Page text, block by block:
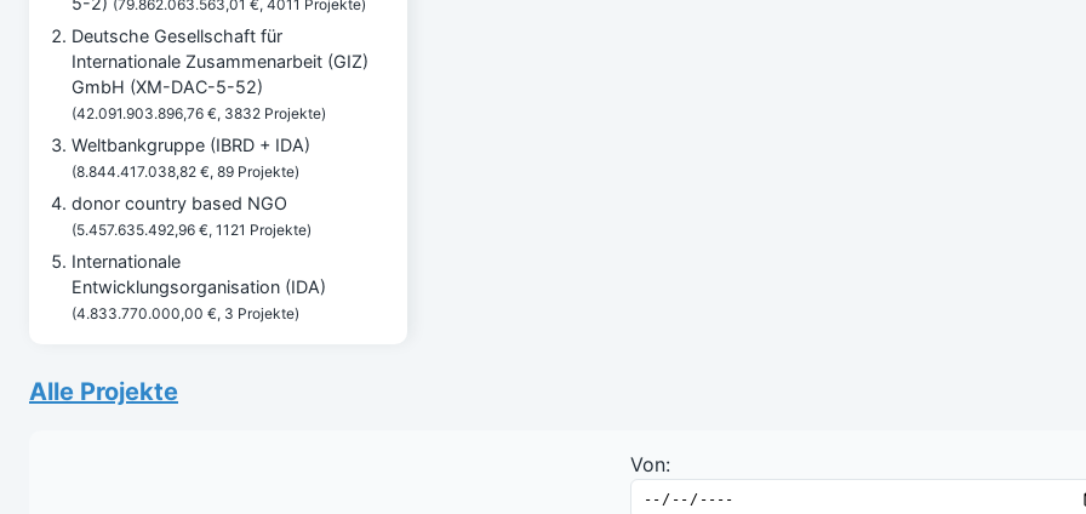
(79.862.063.563,01 €, 4011 Projekte)
Deutsche Gesellschaft für
Internationale Zusammenarbeit (GIZ)
GmbH (XM-DAC-5-52)
(42.091.903.896,76 €, 3832 Projekte)
Weltbankgruppe (IBRD + IDA)
(8.844.417.038,82 €, 89 Projekte)
donor country based NGO
(5.457.635.492,96 €, 1121 Projekte)
Internationale
Entwicklungsorganisation (IDA)
(4.833.770.000,00 €, 3 Projekte)
UN World Food Programme (WFP)
Alle Projekte
Von: